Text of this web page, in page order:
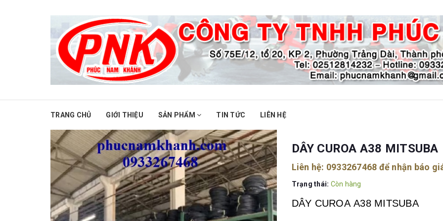
TRANG CHỦ GIỚI THIỆU SẢN PHẨM TIN TỨC LIÊN HỆ
DÂY CUROA A38 MITSUBA
Liên hệ: 0933267468 để nhận báo
Trạng thái: Còn hàng
DÂY CUROA A38 MITSUBA